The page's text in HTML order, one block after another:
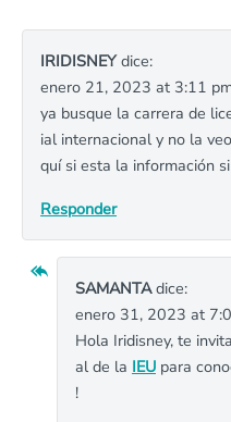
IRIDISNEYdice:
enero 21, 2023 at 3:11
ya busque la carrera de
ial internacional y no la
quí si esta la información
Responder
SAMANTAdice:
enero 31, 2023 at
Hola Iridisney, te
al de la IEU para
!